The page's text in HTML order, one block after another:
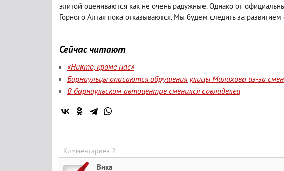
элитой оцениваются как не очень радужные. Однако от
Горного Алтая пока отказываются. Мы будем следить за
Сейчас читают
«Никто, кроме нас»
Барнаульцы опасаются обрушения улицы Малахова из-за
В барнаульском автоцентре сменился совладелец
Комментариев 2
Вика